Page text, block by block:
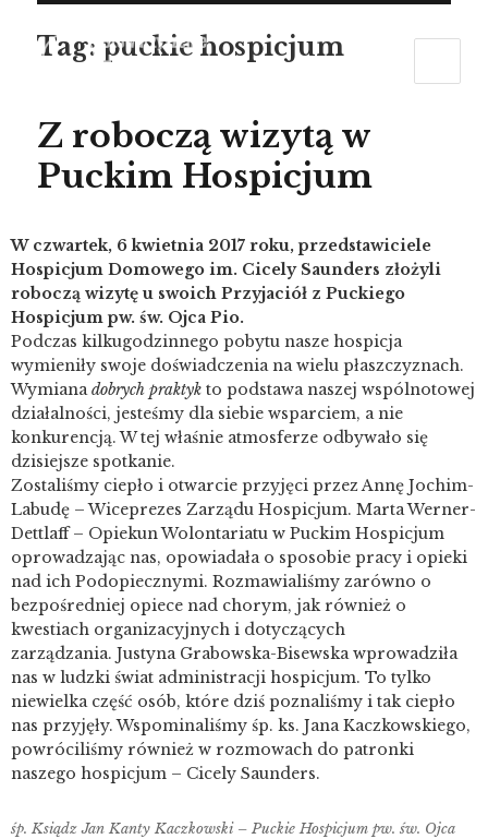
Tag: puckie hospicjum
Z roboczą wizytą w
Puckim Hospicjum
W czwartek, 6 kwietnia 2017 roku, przedstawiciele
Hospicjum Domowego im. Cicely Saunders złożyli
roboczą wizytę u swoich Przyjaciół z Puckiego
Hospicjum pw. św. Ojca Pio.
Podczas kilkugodzinnego pobytu nasze hospicja
wymieniły swoje doświadczenia na wielu płaszczyznach.
Wymianadobrych praktyk to podstawa naszej wspólnotowej
działalności, jesteśmy dla siebie wsparciem, a nie
konkurencją. W tej właśnie atmosferze odbywało się
dzisiejsze spotkanie.
Zostaliśmy ciepło i otwarcie przyjęci przez Annę Jochim-
Labudę – Wiceprezes Zarządu Hospicjum. Marta Werner-
Dettlaff – Opiekun Wolontariatu w Puckim Hospicjum
oprowadzając nas, opowiadała o sposobie pracy i opieki
nad ich Podopiecznymi. Rozmawialiśmy zarówno o
bezpośredniej opiece nad chorym, jak również o
kwestiach organizacyjnych i dotyczących
zarządzania. Justyna Grabowska-Bisewska wprowadziła
nas w ludzki świat administracji hospicjum. To tylko
niewielka część osób, które dziś poznaliśmy i tak ciepło
nas przyjęły. Wspominaliśmy śp. ks. Jana Kaczkowskiego,
powróciliśmy również w rozmowach do patronki
naszego hospicjum – Cicely Saunders.
śp. Ksiądz Jan Kanty Kaczkowski – Puckie Hospicjum pw. św. Ojca